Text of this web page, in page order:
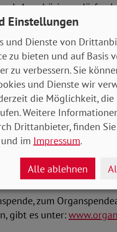
Angehörige – dürfen
gilt
diskutiert wird. Der
und respektvoller
muss als das
Wer sich dafür
der Organspende unter
in Regensburg statt.
informierte
zum
gibt es unter:
Einstellungen
und Dienste von
zu bieten und auf Basis
zu verbessern. Sie
und Dienste wir
die Möglichkeit,
Weitere
Drittanbieter, finden
und im Impressum.
Alle ablehnen